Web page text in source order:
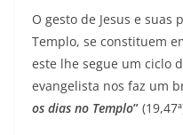
O gesto de Jesus e
Templo, se constituem
este lhe segue um ciclo
evangelista nos faz um
os dias no Templo”